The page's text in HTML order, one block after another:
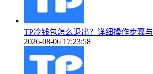
TP冷钱包怎么退出？详细操作步骤
2026-08-06 17:23:58